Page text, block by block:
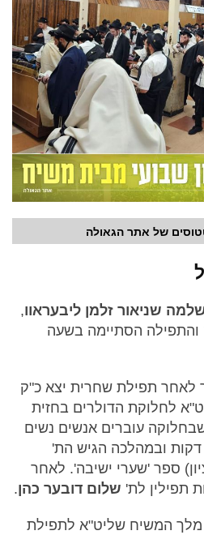
של אתר הגאולה
שניאור זלמן ליבעראוו,
הסתיימה בשעה
לאחר תפילת שחרית יצא כ"ק
לחלוקת הדולרים בחזית
כשבחלוקה עוברים אנשים נשים
ספר 'שערי ישיבה'. לאחר
תפילין לת' שלום דובער כהן.
מלך המשיח שליט"א לתפילת